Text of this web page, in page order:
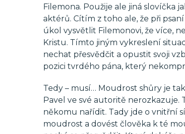
Filemona. Použije ale jiná slovíčka
aktérů. Cítím z toho ale, že při
úkol vysvětlit Filemonovi, že více,
Kristu. Tímto jiným vykreslení
nechat přesvědčit a opustit svoji
pozici tvrdého pána, který
Tedy – musí… Moudrost shůry je
Pavel ve své autoritě
někomu nařídit. Tady jde o vnitřní
moudrost a dovést člověka k té